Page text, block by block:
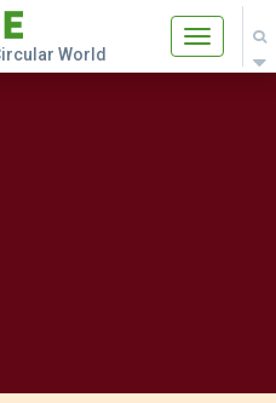
Toggle
World